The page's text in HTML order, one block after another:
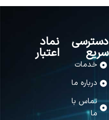
دسترسی
سریع
خدمات
درباره ما
تماس با
ما
نماد
اعتبار